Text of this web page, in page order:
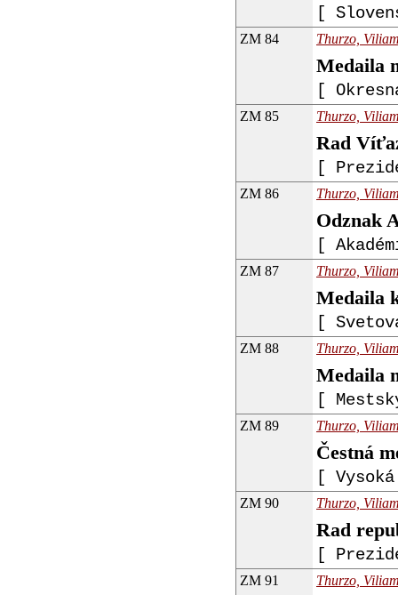
[
ZM 84 Thurzo,
Medaila
[
ZM 85 Thurzo,
Rad
[
ZM 86 Thurzo,
Odznak
[
ZM 87 Thurzo,
Medaila
[
ZM 88 Thurzo,
Medaila
[
ZM 89 Thurzo,
Čestná
[
ZM 90 Thurzo,
Rad
[
ZM 91 Thurzo,